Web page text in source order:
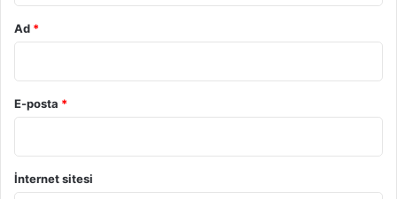
Ad *
E-posta *
İnternet sitesi